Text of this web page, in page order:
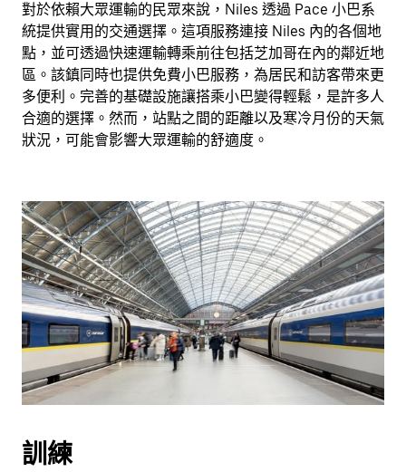
對於依賴大眾運輸的民眾來說，Niles 透過 Pace 小巴系
統提供實用的交通選擇。這項服務連接 Niles 內的各個地
點，並可透過快速運輸轉乘前往包括芝加哥在內的鄰近地
區。該鎮同時也提供免費小巴服務，為居民和訪客帶來更
多便利。完善的基礎設施讓搭乘小巴變得輕鬆，是許多人
合適的選擇。然而，站點之間的距離以及寒冷月份的天氣
狀況，可能會影響大眾運輸的舒適度。
訓練